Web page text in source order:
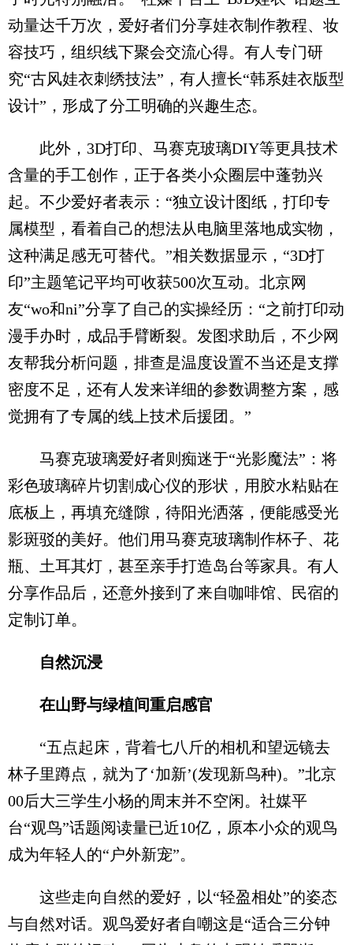
动量达千万次，爱好者们分享娃衣制作教程、妆
容技巧，组织线下聚会交流心得。有人专门研
究“古风娃衣刺绣技法”，有人擅长“韩系娃衣版型
设计”，形成了分工明确的兴趣生态。
此外，3D打印、马赛克玻璃DIY等更具技术
含量的手工创作，正于各类小众圈层中蓬勃兴
起。不少爱好者表示：“独立设计图纸，打印专
属模型，看着自己的想法从电脑里落地成实物，
这种满足感无可替代。”相关数据显示，“3D打
印”主题笔记平均可收获500次互动。北京网
友“wo和ni”分享了自己的实操经历：“之前打印动
漫手办时，成品手臂断裂。发图求助后，不少网
友帮我分析问题，排查是温度设置不当还是支撑
密度不足，还有人发来详细的参数调整方案，感
觉拥有了专属的线上技术后援团。”
马赛克玻璃爱好者则痴迷于“光影魔法”：将
彩色玻璃碎片切割成心仪的形状，用胶水粘贴在
底板上，再填充缝隙，待阳光洒落，便能感受光
影斑驳的美好。他们用马赛克玻璃制作杯子、花
瓶、土耳其灯，甚至亲手打造岛台等家具。有人
分享作品后，还意外接到了来自咖啡馆、民宿的
定制订单。
自然沉浸
在山野与绿植间重启感官
“五点起床，背着七八斤的相机和望远镜去
林子里蹲点，就为了‘加新’(发现新鸟种)。”北京
00后大三学生小杨的周末并不空闲。社媒平
台“观鸟”话题阅读量已近10亿，原本小众的观鸟
成为年轻人的“户外新宠”。
这些走向自然的爱好，以“轻盈相处”的姿态
与自然对话。观鸟爱好者自嘲这是“适合三分钟